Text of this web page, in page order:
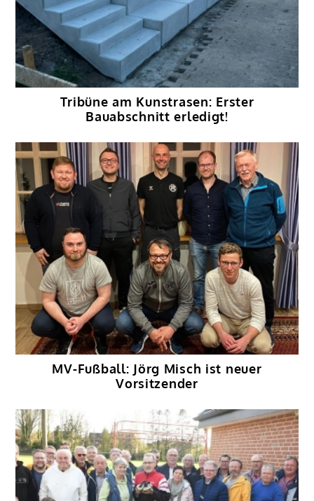
Tribüne am Kunstrasen: Erster
Bauabschnitt erledigt!
MV-Fußball: Jörg Misch ist neuer
Vorsitzender